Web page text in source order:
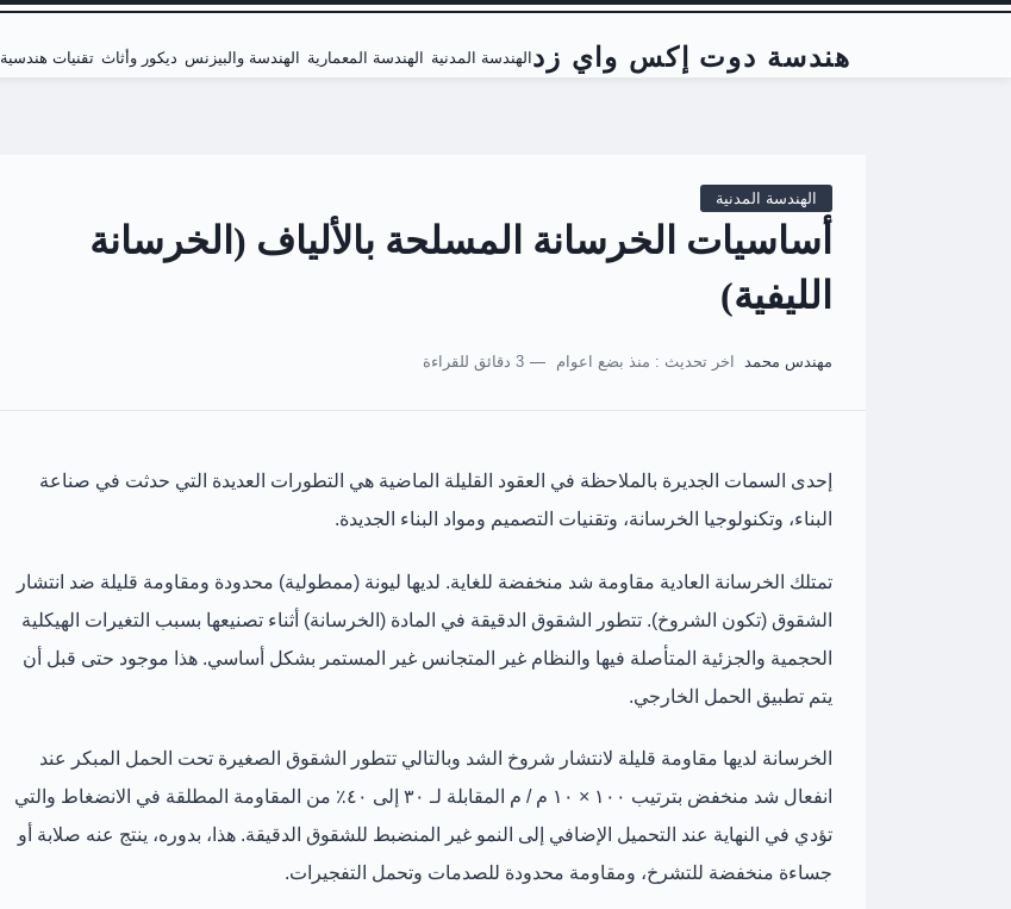
هندسة دوت إكس واي زد الهندسة المدنية الهندسة المعمارية الهندسة والبيزنس ديكور وأثاث تقنيات هندسية
الهندسة المدنية
أساسيات الخرسانة المسلحة بالألياف (الخرسانة
الليفية)
مهندس محمد اخر تحديث : منذ بضع اعوام 3 دقائق للقراءة
إحدى السمات الجديرة بالملاحظة في العقود القليلة الماضية هي التطورات العديدة التي حدثت في صناعة
البناء، وتكنولوجيا الخرسانة، وتقنيات التصميم ومواد البناء الجديدة.
تمتلك الخرسانة العادية مقاومة شد منخفضة للغاية. لديها ليونة (ممطولية) محدودة ومقاومة قليلة ضد انتشار
الشقوق (تكون الشروخ). تتطور الشقوق الدقيقة في المادة (الخرسانة) أثناء تصنيعها بسبب التغيرات الهيكلية
الحجمية والجزئية المتأصلة فيها والنظام غير المتجانس غير المستمر بشكل أساسي. هذا موجود حتى قبل أن
يتم تطبيق الحمل الخارجي.
الخرسانة لديها مقاومة قليلة لانتشار شروخ الشد وبالتالي تتطور الشقوق الصغيرة تحت الحمل المبكر عند
انفعال شد منخفض بترتيب ١٠٠ × ١٠ م / م المقابلة لـ ٣٠ إلى ٤٠٪ من المقاومة المطلقة في الانضغاط والتي
تؤدي في النهاية عند التحميل الإضافي إلى النمو غير المنضبط للشقوق الدقيقة. هذا، بدوره، ينتج عنه صلابة أو
جساءة منخفضة للتشرخ، ومقاومة محدودة للصدمات وتحمل التفجيرات.